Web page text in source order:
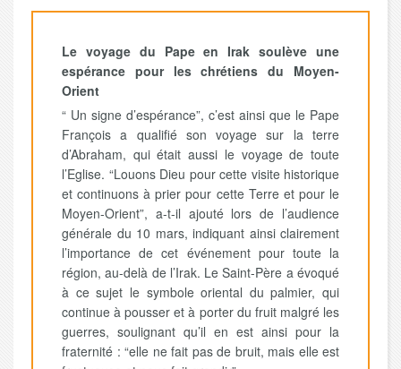
Le voyage du Pape en Irak soulève une
espérance pour les chrétiens du Moyen-
Orient
“ Un signe d’espérance”, c’est ainsi que le Pape
François a qualifié son voyage sur la terre
d’Abraham, qui était aussi le voyage de toute
l’Eglise. “Louons Dieu pour cette visite historique
et continuons à prier pour cette Terre et pour le
Moyen-Orient”, a-t-il ajouté lors de l’audience
générale du 10 mars, indiquant ainsi clairement
l’importance de cet événement pour toute la
région, au-delà de l’Irak. Le Saint-Père a évoqué
à ce sujet le symbole oriental du palmier, qui
continue à pousser et à porter du fruit malgré les
guerres, soulignant qu’il en est ainsi pour la
fraternité : “elle ne fait pas de bruit, mais elle est